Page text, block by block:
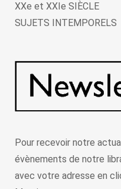
XXe et XXIe SIÈCLE
SUJETS INTEMPORELS
Pour recevoir notre
évènements de notre
avec votre adresse en